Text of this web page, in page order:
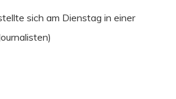
sich am Dienstag in einer